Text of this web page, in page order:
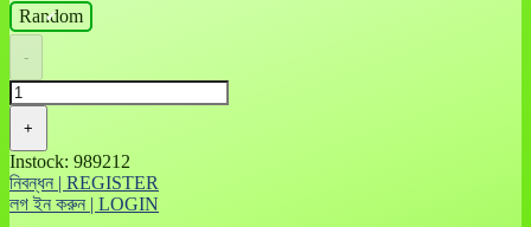
Random
-
+
Instock: 989212
নিবন্ধন | REGISTER
লগ ইন করুন | LOGIN